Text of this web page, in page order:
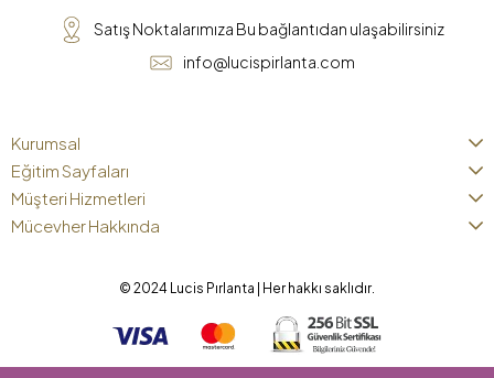
Satış Noktalarımıza Bu bağlantıdan ulaşabilirsiniz
info@lucispirlanta.com
Kurumsal
Eğitim Sayfaları
Müşteri Hizmetleri
Mücevher Hakkında
© 2024 Lucis Pırlanta | Her hakkı saklıdır.